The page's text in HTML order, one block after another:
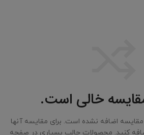
خالی است.
اضافه نشده است. برای مقایسه آنها
کنید. محصولات جالب بسیاری در صفحه